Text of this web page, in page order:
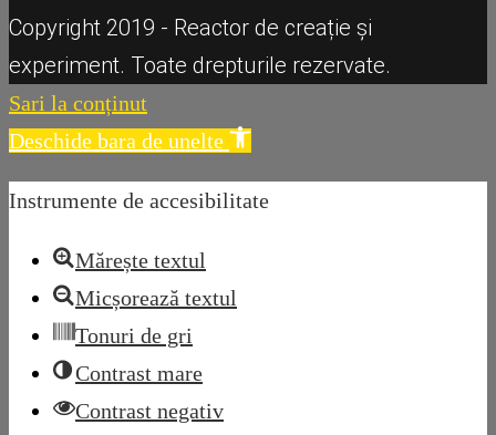
Copyright 2019 - Reactor de creație și
experiment. Toate drepturile rezervate.
Sari la conținut
Deschide bara de unelte
Instrumente de accesibilitate
Mărește textul
Micșorează textul
Tonuri de gri
Contrast mare
Contrast negativ